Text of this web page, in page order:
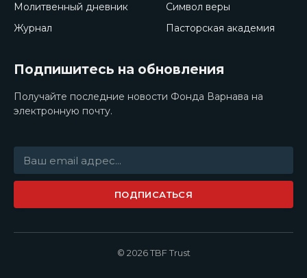
Молитвенный дневник
Журнал
Символ веры
Пасторская академия
Подпишитесь на обновления
Получайте последние новости Фонда Варнава на
электронную почту.
ПОДПИСАТЬСЯ
© 2026 TBF Trust